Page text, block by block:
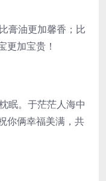
膏油更加馨香；比
更加宝贵！
眠。于茫茫人海中
你俩幸福美满，共